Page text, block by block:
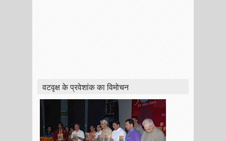
वटवृक्ष के प्रवेशांक का विमोचन